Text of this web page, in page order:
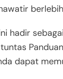
hadir
dapat